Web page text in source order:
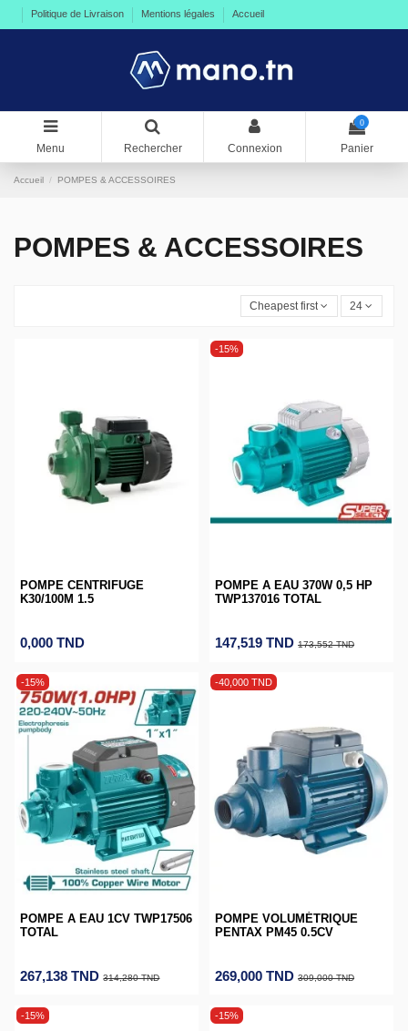
Politique de Livraison Mentions légales Accueil
Menu Rechercher Connexion
0
Panier
Accueil POMPES & ACCESSOIRES
POMPES & ACCESSOIRES
Cheapest first 24
POMPE CENTRIFUGE
K30/100M 1.5
0,000 TND
-15%
POMPE A EAU 370W 0,5 HP
TWP137016 TOTAL
147,519 TND173,552 TND
-15%
POMPE A EAU 1CV TWP17506
TOTAL
267,138 TND314,280 TND
-40,000 TND
POMPE VOLUMÉTRIQUE
PENTAX PM45 0.5CV
269,000 TND309,000 TND
-15% -15%